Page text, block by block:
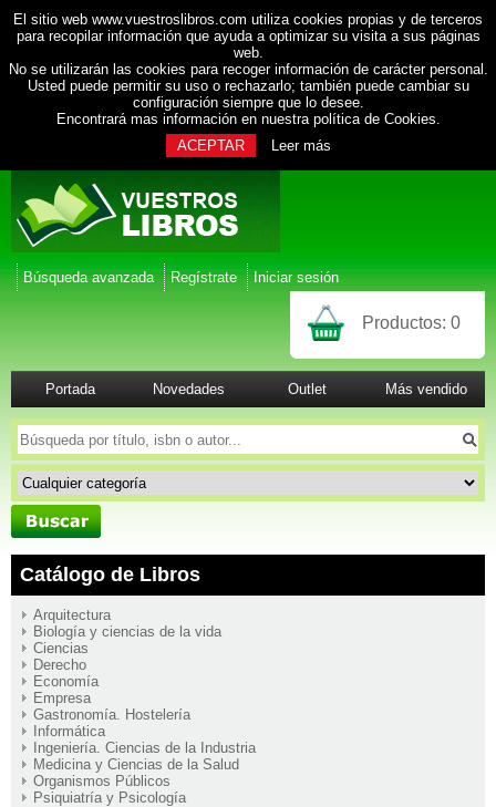
El sitio web www.vuestroslibros.com utiliza cookies propias y de terceros
para recopilar información que ayuda a optimizar su visita a sus páginas
web.
No se utilizarán las cookies para recoger información de carácter personal.
Usted puede permitir su uso o rechazarlo; también puede cambiar su
configuración siempre que lo desee.
Encontrará mas información en nuestra política de Cookies.
ACEPTAR
Leer más
Búsqueda avanzada Regístrate Iniciar sesión
Productos: 0
Portada Novedades Outlet Más vendido
Catálogo de Libros
Arquitectura
Biología y ciencias de la vida
Ciencias
Derecho
Economía
Empresa
Gastronomía. Hostelería
Informática
Ingeniería. Ciencias de la Industria
Medicina y Ciencias de la Salud
Organismos Públicos
Psiquiatría y Psicología